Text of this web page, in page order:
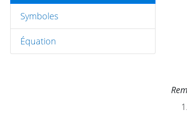
Symboles
Équation